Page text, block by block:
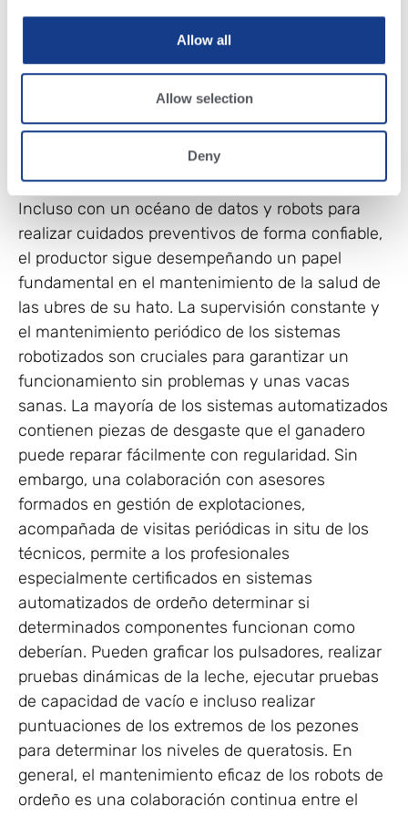
Allow all
Allow selection
Deny
acondicionamiento, asegurando que los pezones
permanezcan sanos, hidratados y listos para el
Mantenimiento para conservar la salud de las
Incluso con un océano de datos y robots para
realizar cuidados preventivos de forma confiable,
el productor sigue desempeñando un papel
fundamental en el mantenimiento de la salud de
las ubres de su hato. La supervisión constante y
el mantenimiento periódico de los sistemas
robotizados son cruciales para garantizar un
funcionamiento sin problemas y unas vacas
sanas. La mayoría de los sistemas automatizados
contienen piezas de desgaste que el ganadero
puede reparar fácilmente con regularidad. Sin
embargo, una colaboración con asesores
formados en gestión de explotaciones,
acompañada de visitas periódicas in situ de los
técnicos, permite a los profesionales
especialmente certificados en sistemas
automatizados de ordeño determinar si
determinados componentes funcionan como
deberían. Pueden graficar los pulsadores, realizar
pruebas dinámicas de la leche, ejecutar pruebas
de capacidad de vacío e incluso realizar
puntuaciones de los extremos de los pezones
para determinar los niveles de queratosis. En
general, el mantenimiento eficaz de los robots de
ordeño es una colaboración continua entre el